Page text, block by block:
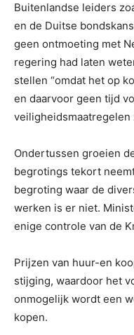
Buitenlandse leiders
en de Duitse
geen ontmoeting met
regering had laten
stellen “omdat het op
en daarvoor geen tijd
veiligheidsmaatregelen
Ondertussen groeien
begrotings tekort
begroting waar de
werken is er niet.
enige controle van de
Prijzen van huur-en
stijging, waardoor het
onmogelijk wordt een
kopen.